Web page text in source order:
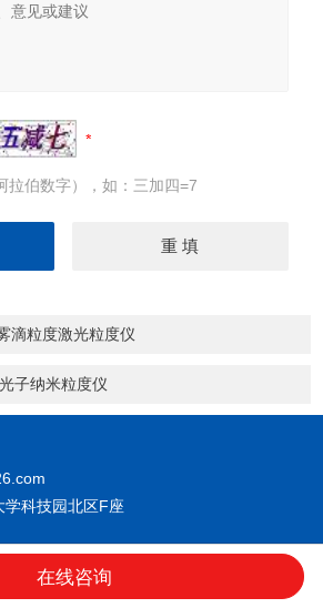
拉伯数字），如：三加四=7
滴粒度激光粒度仪
子纳米粒度仪
学科技园北区F座
管理登陆
公司
在线咨询